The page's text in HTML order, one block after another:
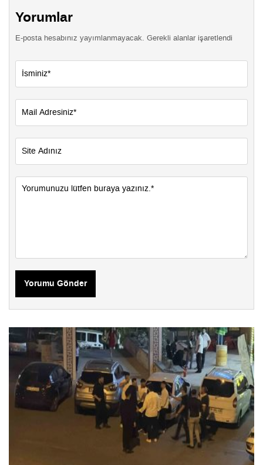
Yorumlar
E-posta hesabınız yayımlanmayacak. Gerekli alanlar işaretlendi
Yorumu Gönder